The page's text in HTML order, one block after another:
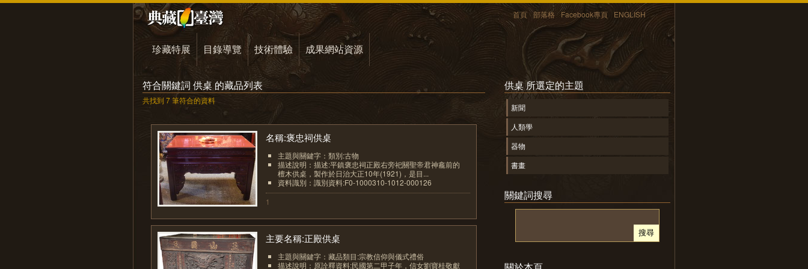
首頁 部落格 Facebook專頁 ENGLISH
珍藏特展 目錄導覽 技術體驗 成果網站資源
符合關鍵詞 供桌 的藏品列表
共找到 7 筆符合的資料
名稱:褒忠祠供桌
主題與關鍵字：類別:古物
描述說明：描述:平鎮褒忠祠正殿右旁祀關聖帝君神龕前的
檀木供桌，製作於日治大正10年(1921)，是目...
資料識別：識別資料:F0-1000310-1012-000126
1
主要名稱:正殿供桌
主題與關鍵字：藏品類目:宗教信仰與儀式禮俗
描述說明：原詮釋資料:民國第二甲子年，信女劉寶桂敬獻
供桌 所選定的主題
新聞
人類學
器物
書畫
關鍵詞搜尋